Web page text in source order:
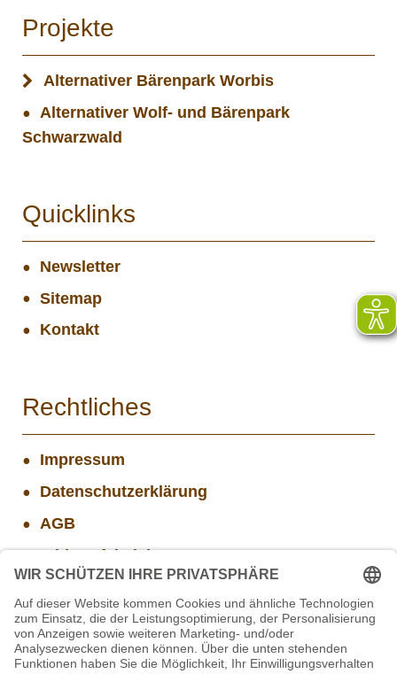
Projekte
Alternativer Bärenpark Worbis
Alternativer Wolf- und Bärenpark
Schwarzwald
Quicklinks
Newsletter
Sitemap
Kontakt
Rechtliches
Impressum
Datenschutzerklärung
AGB
Widerrufsbelehrung
Aktuelle Stellenangebote